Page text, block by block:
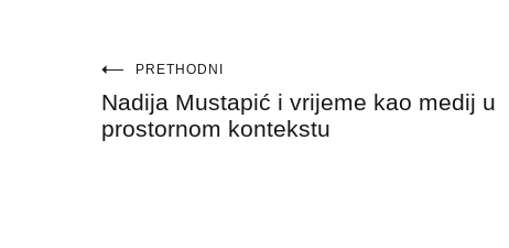
Navigacija
objava
PRETHODNI
Nadija Mustapić i vrijeme kao medij u
prostornom kontekstu